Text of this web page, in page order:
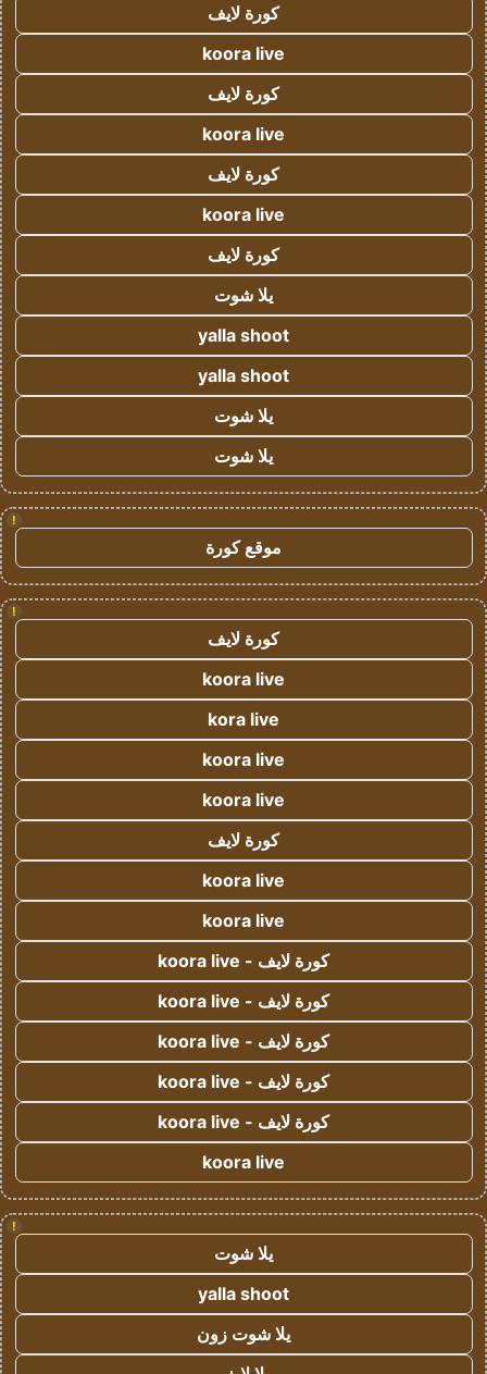
كورة لايف
koora live
كورة لايف
koora live
كورة لايف
koora live
كورة لايف
يلا شوت
yalla shoot
yalla shoot
يلا شوت
يلا شوت
!
موقع كورة
!
كورة لايف
koora live
kora live
koora live
koora live
كورة لايف
koora live
koora live
كورة لايف - koora live
كورة لايف - koora live
كورة لايف - koora live
كورة لايف - koora live
كورة لايف - koora live
koora live
!
يلا شوت
yalla shoot
يلا شوت زون